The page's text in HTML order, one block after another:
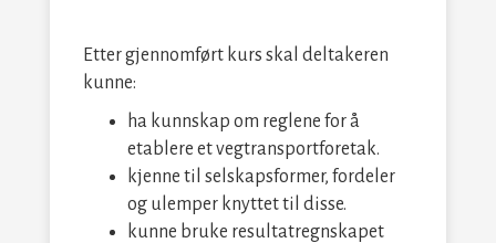
Etter gjennomført kurs skal deltakeren
kunne:
ha kunnskap om reglene for å
etablere et vegtransportforetak.
kjenne til selskapsformer, fordeler
og ulemper knyttet til disse.
kunne bruke resultatregnskapet